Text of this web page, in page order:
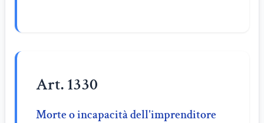
Art. 1330
Morte o incapacità dell'imprenditore